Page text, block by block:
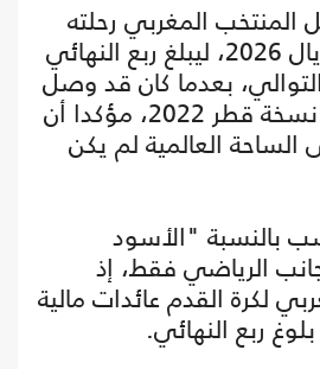
المنتخب المغربي رحلته
المميزة في مونديال 2026، ليبلغ ربع النهائي
التوالي، بعدما كان قد وصل
إلى نصف نهائي نسخة قطر 2022، مؤكدا أن
العالمية لم يكن
بالنسبة "الأسود
الرياضي فقط، إذ
لكرة القدم عائدات مالية
ربع النهائي.